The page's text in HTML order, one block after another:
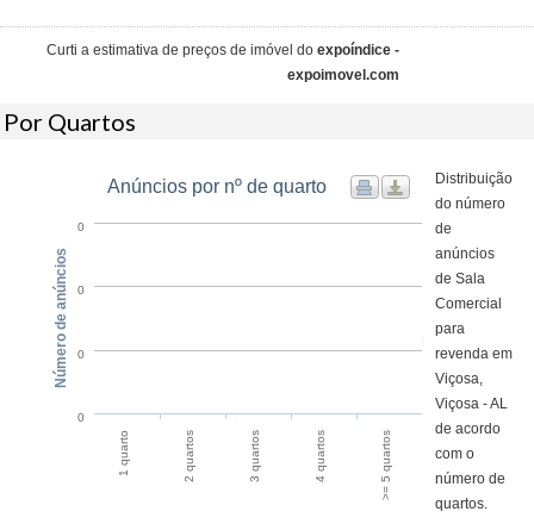
Curti a estimativa de preços de imóvel do expoíndice -
expoimovel.com
Por Quartos
Anúncios por nº de quarto
1 quarto 2 quartos 3 quartos 4 quartos >= 5 quartos
0
0
0
0
Número de anúncios
Distribuição
do número
de
anúncios
de Sala
Comercial
para
revenda em
Viçosa,
Viçosa - AL
de acordo
com o
número de
quartos.